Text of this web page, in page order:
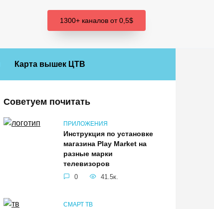
1300+ каналов от 0,5$
Карта вышек ЦТВ
Советуем почитать
ПРИЛОЖЕНИЯ
Инструкция по установке
магазина Play Market на
разные марки
телевизоров
0 41.5к.
СМАРТ ТВ